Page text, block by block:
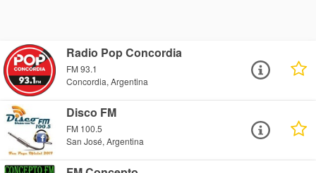
Radio Pop Concordia
FM 93.1
Concordia, Argentina
Disco FM
FM 100.5
San José, Argentina